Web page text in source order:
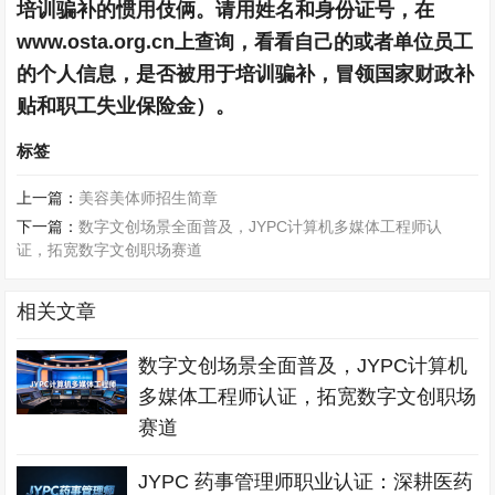
培训骗补的惯用伎俩。请用姓名和身份证号，在
www.osta.org.cn上查询，看看自己的或者单位员工
的个人信息，是否被用于培训骗补，冒领国家财政补
贴和职工失业保险金）。
标签
上一篇： 美容美体师招生简章
下一篇：数字文创场景全面普及，JYPC计算机多媒体工程师认
证，拓宽数字文创职场赛道
相关文章
数字文创场景全面普及，JYPC计算机
多媒体工程师认证，拓宽数字文创职场
赛道
JYPC 药事管理师职业认证：深耕医药